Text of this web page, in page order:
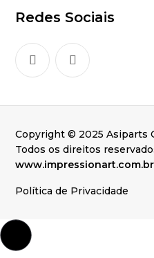
Redes Sociais
Copyright © 2025 Asiparts
Todos os direitos
www.impressionart.com.br
Política de Privacidade